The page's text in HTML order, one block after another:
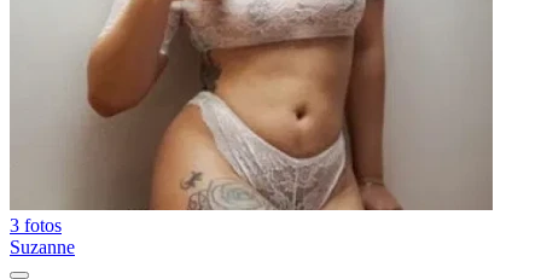
3 fotos
Suzanne